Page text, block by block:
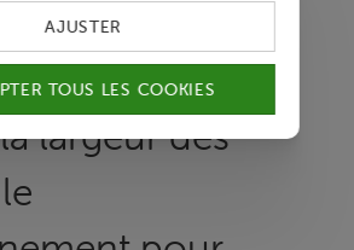
vénitiens idéal.
le bois, la
largeur des
AJUSTER
TOUS LES COOKIES